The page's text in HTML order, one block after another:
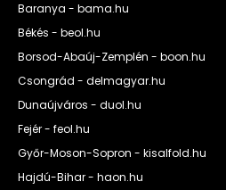
Baranya - bama.hu
Békés - beol.hu
Borsod-Abaúj-Zemplén - boon.hu
Csongrád - delmagyar.hu
Dunaújváros - duol.hu
Fejér - feol.hu
Győr-Moson-Sopron - kisalfold.hu
Hajdú-Bihar - haon.hu